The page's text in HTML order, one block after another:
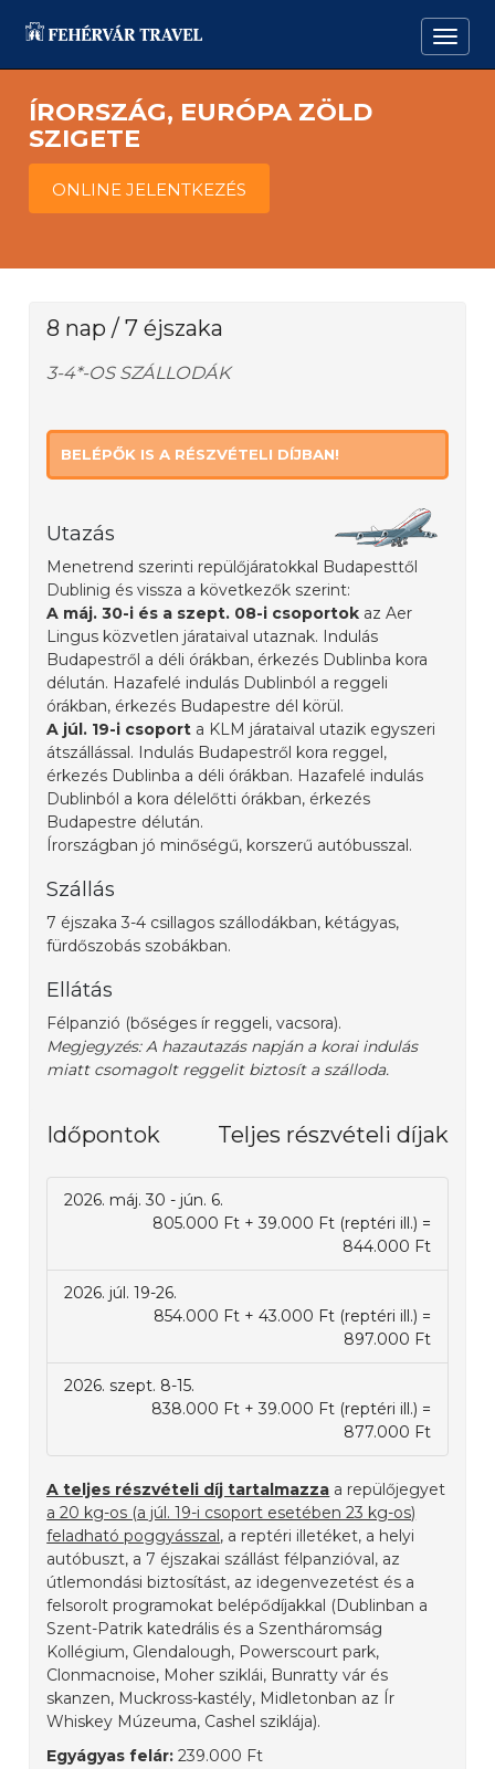
ÍRORSZÁG, EURÓPA ZÖLD
SZIGETE
ONLINE JELENTKEZÉS
8 nap / 7 éjszaka
3-4*-OS SZÁLLODÁK
BELÉPŐK IS A RÉSZVÉTELI DÍJBAN!
Utazás
Menetrend szerinti repülőjáratokkal Budapesttől
Dublinig és vissza a következők szerint:
A máj. 30-i és a szept. 08-i csoportok az Aer
Lingus közvetlen járataival utaznak. Indulás
Budapestről a déli órákban, érkezés Dublinba kora
délután. Hazafelé indulás Dublinból a reggeli
órákban, érkezés Budapestre dél körül.
A júl. 19-i csoport a KLM járataival utazik egyszeri
átszállással. Indulás Budapestről kora reggel,
érkezés Dublinba a déli órákban. Hazafelé indulás
Dublinból a kora délelőtti órákban, érkezés
Budapestre délután.
Írországban jó minőségű, korszerű autóbusszal.
Szállás
7 éjszaka 3-4 csillagos szállodákban, kétágyas,
fürdőszobás szobákban.
Ellátás
Félpanzió (bőséges ír reggeli, vacsora).
Megjegyzés: A hazautazás napján a korai indulás
miatt csomagolt reggelit biztosít a szálloda.
Időpontok Teljes részvételi díjak
2026. máj. 30 - jún. 6.
805.000 Ft + 39.000 Ft (reptéri ill.) =
844.000 Ft
2026. júl. 19-26.
854.000 Ft + 43.000 Ft (reptéri ill.) =
897.000 Ft
2026. szept. 8-15.
838.000 Ft + 39.000 Ft (reptéri ill.) =
877.000 Ft
A teljes részvételi díj tartalmazza a repülőjegyet
a 20 kg-os (a júl. 19-i csoport esetében 23 kg-os)
feladható poggyásszal, a reptéri illetéket, a helyi
autóbuszt, a 7 éjszakai szállást félpanzióval, az
útlemondási biztosítást, az idegenvezetést és a
felsorolt programokat belépődíjakkal (Dublinban a
Szent-Patrik katedrális és a Szentháromság
Kollégium, Glendalough, Powerscourt park,
Clonmacnoise, Moher sziklái, Bunratty vár és
skanzen, Muckross-kastély, Midletonban az Ír
Whiskey Múzeuma, Cashel sziklája).
Egyágyas felár: 239.000 Ft